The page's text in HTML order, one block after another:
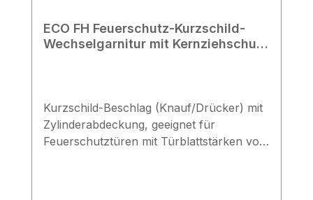
ECO FH Feuerschutz-Kurzschild-
Wechselgarnitur mit Kernziehschutz
Kurzschild-Beschlag (Knauf/Drücker) mit
Zylinderabdeckung, geeignet für
Feuerschutztüren mit Türblattstärken von